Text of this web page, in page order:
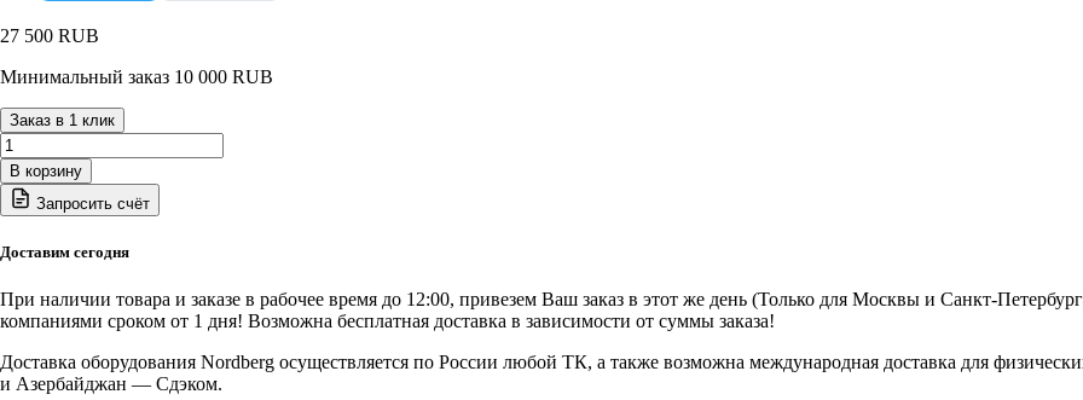
27 500 RUB
Минимальный заказ 10 000 RUB
Заказ в 1 клик
Количество
товара
N3612F
NORDBERG
с
приводом,
усилие
тонн
В корзину
Запросить счёт
Доставим сегодня
При наличии товара и заказе в рабочее время до 12:00, привезем Ваш заказ в этот же день (Только для Москвы и Санкт-
компаниями сроком от 1 дня! Возможна бесплатная доставка в зависимости от суммы заказа!
Доставка оборудования Nordberg осуществляется по России любой ТК, а также возможна международная доставка для
и Азербайджан — Сдэком.